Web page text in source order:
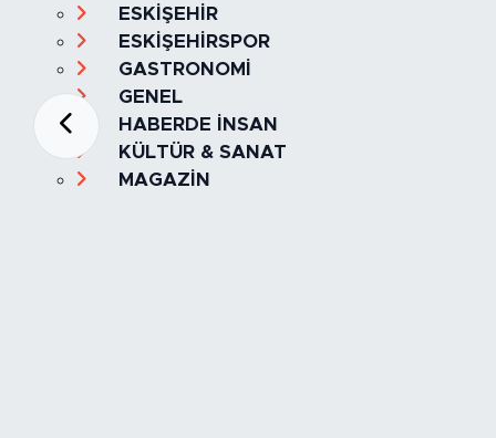
ESKİŞEHİR
ESKİŞEHİRSPOR
GASTRONOMİ
GENEL
HABERDE İNSAN
KÜLTÜR & SANAT
MAGAZİN